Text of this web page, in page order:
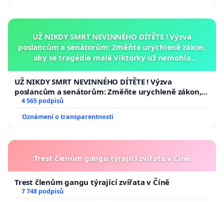
UŽ NIKDY SMRT NEVINNÉHO DÍTĚTE ! Výzva
poslancům a senátorům: Změňte urychleně zákon,
aby se tragédie malé Viktorky už nemohla
UŽ NIKDY SMRT NEVINNÉHO DÍTĚTE ! Výzva
poslancům a senátorům: Změňte urychleně zákon,
aby se tragédie malé Viktorky už nemohla opakovat!
4 565 podpisů
Oznámení o transparentnosti
Trest členům gangu týrající zvířata v Číně
Trest členům gangu týrající zvířata v Číně
7 748 podpisů